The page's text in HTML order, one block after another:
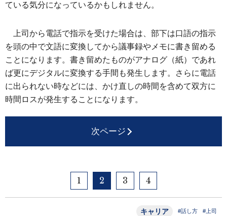
ている気分になっているかもしれません。
上司から電話で指示を受けた場合は、部下は口語の指示
を頭の中で文語に変換してから議事録やメモに書き留める
ことになります。書き留めたものがアナログ（紙）であれ
ば更にデジタルに変換する手間も発生します。さらに電話
に出られない時などには、かけ直しの時間を含めて双方に
時間ロスが発生することになります。
次ページ
1 2 3 4
キャリア #話し方 #上司